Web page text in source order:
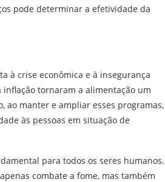
pode determinar a efetividade da
à crise econômica e à insegurança
tornaram a alimentação um
ao manter e ampliar esses programas,
às pessoas em situação de
para todos os seres humanos.
combate a fome, mas também